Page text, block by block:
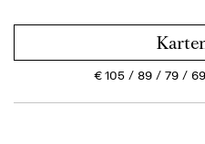
€105 89 79 69